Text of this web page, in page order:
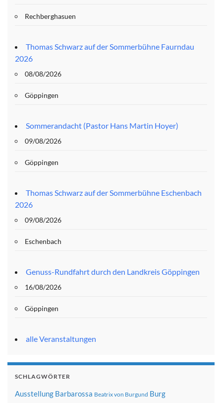
Rechberghasuen
Thomas Schwarz auf der Sommerbühne Faurndau
2026
08/08/2026
Göppingen
Sommerandacht (Pastor Hans Martin Hoyer)
09/08/2026
Göppingen
Thomas Schwarz auf der Sommerbühne Eschenbach
2026
09/08/2026
Eschenbach
Genuss-Rundfahrt durch den Landkreis Göppingen
16/08/2026
Göppingen
alle Veranstaltungen
SCHLAGWÖRTER
Ausstellung Barbarossa Beatrix von Burgund Burg